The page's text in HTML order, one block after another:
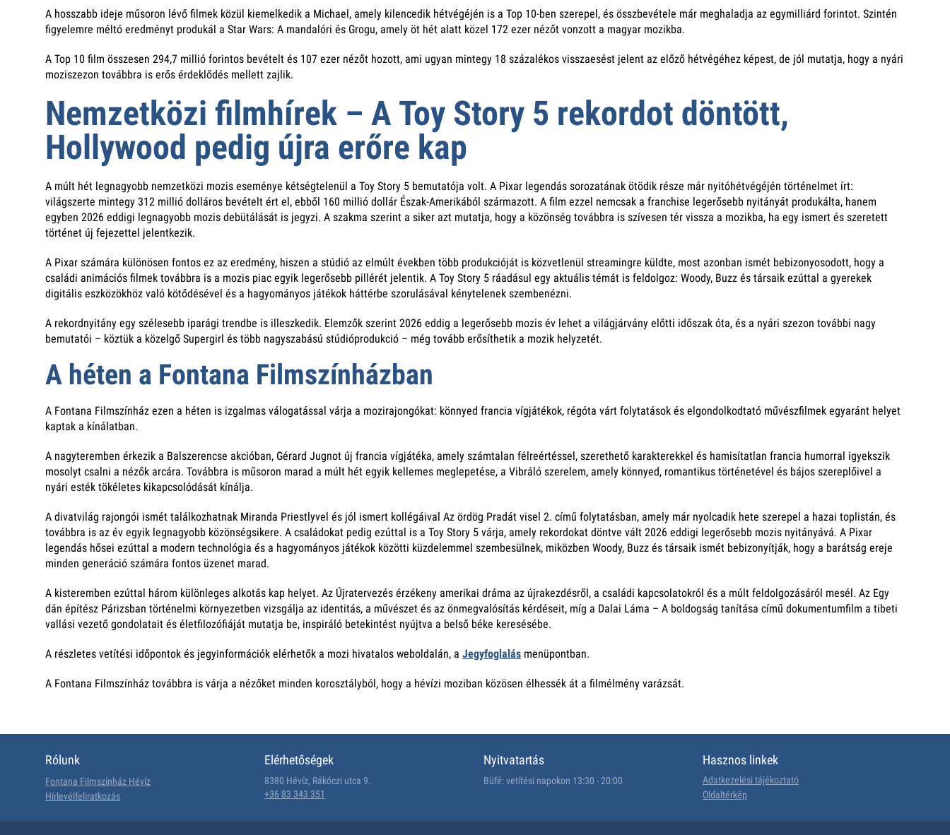
A hosszabb ideje műsoron lévő filmek közül kiemelkedik a Michael, amely kilencedik hétvégéjén is a Top 10-ben szerepel, és összbevétele már meghaladja az egymilliárd forintot. Szintén
figyelemre méltó eredményt produkál a Star Wars: A mandalóri és Grogu, amely öt hét alatt közel 172 ezer nézőt vonzott a magyar mozikba.
A Top 10 film összesen 294,7 millió forintos bevételt és 107 ezer nézőt hozott, ami ugyan mintegy 18 százalékos visszaesést jelent az előző hétvégéhez képest, de jól mutatja, hogy a nyári
moziszezon továbbra is erős érdeklődés mellett zajlik.
Nemzetközi filmhírek – A Toy Story 5 rekordot döntött,
Hollywood pedig újra erőre kap
A múlt hét legnagyobb nemzetközi mozis eseménye kétségtelenül a Toy Story 5 bemutatója volt. A Pixar legendás sorozatának ötödik része már nyitóhétvégéjén történelmet írt:
világszerte mintegy 312 millió dolláros bevételt ért el, ebből 160 millió dollár Észak-Amerikából származott. A film ezzel nemcsak a franchise legerősebb nyitányát produkálta, hanem
egyben 2026 eddigi legnagyobb mozis debütálását is jegyzi. A szakma szerint a siker azt mutatja, hogy a közönség továbbra is szívesen tér vissza a mozikba, ha egy ismert és szeretett
történet új fejezettel jelentkezik.
A Pixar számára különösen fontos ez az eredmény, hiszen a stúdió az elmúlt években több produkcióját is közvetlenül streamingre küldte, most azonban ismét bebizonyosodott, hogy a
családi animációs filmek továbbra is a mozis piac egyik legerősebb pillérét jelentik. A Toy Story 5 ráadásul egy aktuális témát is feldolgoz: Woody, Buzz és társaik ezúttal a gyerekek
digitális eszközökhöz való kötődésével és a hagyományos játékok háttérbe szorulásával kénytelenek szembenézni.
A rekordnyitány egy szélesebb iparági trendbe is illeszkedik. Elemzők szerint 2026 eddig a legerősebb mozis év lehet a világjárvány előtti időszak óta, és a nyári szezon további nagy
bemutatói – köztük a közelgő Supergirl és több nagyszabású stúdióprodukció – még tovább erősíthetik a mozik helyzetét.
A héten a Fontana Filmszínházban
A Fontana Filmszínház ezen a héten is izgalmas válogatással várja a mozirajongókat: könnyed francia vígjátékok, régóta várt folytatások és elgondolkodtató művészfilmek egyaránt helyet
kaptak a kínálatban.
A nagyteremben érkezik a Balszerencse akcióban, Gérard Jugnot új francia vígjátéka, amely számtalan félreértéssel, szerethető karakterekkel és hamisítatlan francia humorral igyekszik
mosolyt csalni a nézők arcára. Továbbra is műsoron marad a múlt hét egyik kellemes meglepetése, a Vibráló szerelem, amely könnyed, romantikus történetével és bájos szereplőivel a
nyári esték tökéletes kikapcsolódását kínálja.
A divatvilág rajongói ismét találkozhatnak Miranda Priestlyvel és jól ismert kollégáival Az ördög Pradát visel 2. című folytatásban, amely már nyolcadik hete szerepel a hazai toplistán, és
továbbra is az év egyik legnagyobb közönségsikere. A családokat pedig ezúttal is a Toy Story 5 várja, amely rekordokat döntve vált 2026 eddigi legerősebb mozis nyitányává. A Pixar
legendás hősei ezúttal a modern technológia és a hagyományos játékok közötti küzdelemmel szembesülnek, miközben Woody, Buzz és társaik ismét bebizonyítják, hogy a barátság ereje
minden generáció számára fontos üzenet marad.
A kisteremben ezúttal három különleges alkotás kap helyet. Az Újratervezés érzékeny amerikai dráma az újrakezdésről, a családi kapcsolatokról és a múlt feldolgozásáról mesél. Az Egy
dán építész Párizsban történelmi környezetben vizsgálja az identitás, a művészet és az önmegvalósítás kérdéseit, míg a Dalai Láma – A boldogság tanítása című dokumentumfilm a tibeti
vallási vezető gondolatait és életfilozófiáját mutatja be, inspiráló betekintést nyújtva a belső béke keresésébe.
A részletes vetítési időpontok és jegyinformációk elérhetők a mozi hivatalos weboldalán, a Jegyfoglalás menüpontban.
A Fontana Filmszínház továbbra is várja a nézőket minden korosztályból, hogy a hévízi moziban közösen élhessék át a filmélmény varázsát.
Rólunk
Fontana Filmszínház Hévíz
Hírlevélfeliratkozás
Elérhetőségek
8380 Hévíz, Rákóczi utca 9.
+36 83 343 351
Nyitvatartás
Büfé: vetítési napokon 13:30 - 20:00
Hasznos linkek
Adatkezelési tájékoztató
Oldaltérkép